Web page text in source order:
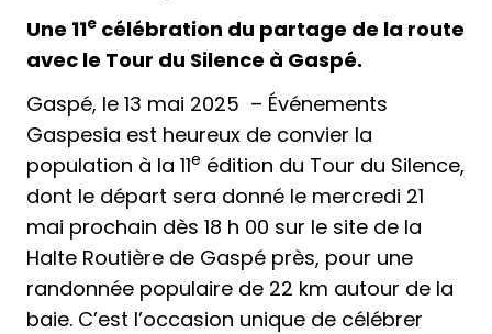
Une 11e célébration du partage de la route
avec le Tour du Silence à Gaspé.
Gaspé, le 13 mai 2025 – Événements
Gaspesia est heureux de convier la
population à la 11e édition du Tour du Silence,
dont le départ sera donné le mercredi 21
mai prochain dès 18 h 00 sur le site de la
Halte Routière de Gaspé près, pour une
randonnée populaire de 22 km autour de la
baie. C’est l’occasion unique de célébrer